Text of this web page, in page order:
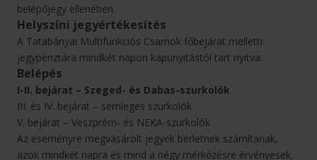
belépőjegy ellenében.
Helyszíni jegyértékesítés
A Tatabányai Multifunkciós Csarnok főbejárat melletti
jegypénztára mindkét napon kapunyitástól tart nyitva.
Belépés
I-II. bejárat – Szeged- és Dabas-szurkolók
III. és IV. bejárat – semleges szurkolók
V. bejárat – Veszprém- és NEKA-szurkolók
Az eseményre megvásárolt jegyek bérletnek számítanak,
azok mindkét napra és mind a négy mérkőzésre érvényesek,